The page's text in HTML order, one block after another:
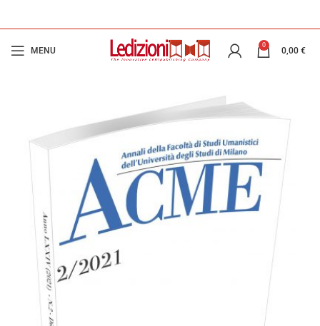
MENU
0
0,00 €